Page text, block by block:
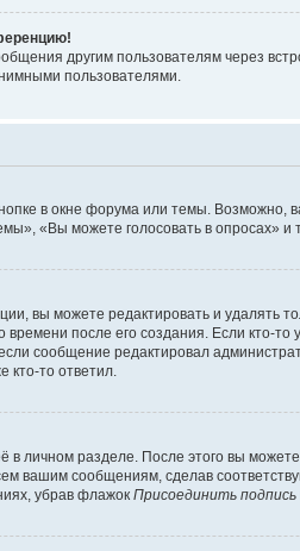
другим пользователям через
пользователями.
в окне форума или темы. Возможно,
«Вы можете голосовать в опросах» и
вы можете редактировать и удалять
после его создания. Если кто-
сообщение редактировал
кто-то ответил.
личном разделе. После этого вы
вашим сообщениям, сделав
убрав флажок Присоединить подпись